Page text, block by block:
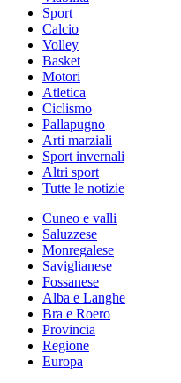
Sport
Calcio
Volley
Basket
Motori
Atletica
Ciclismo
Pallapugno
Arti marziali
Sport invernali
Altri sport
Tutte le notizie
Cuneo e valli
Saluzzese
Monregalese
Saviglianese
Fossanese
Alba e Langhe
Bra e Roero
Provincia
Regione
Europa